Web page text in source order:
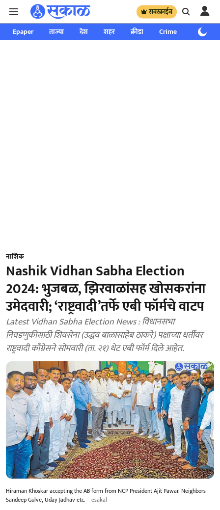
सबस्क्राईब
Epaper ताज्या देश शहर क्रीडा Crime साप्ताहिक
नाशिक
Nashik Vidhan Sabha Election
2024: भुजबळ, झिरवाळांसह खोसकरांना
उमेदवारी; ‘राष्ट्रवादी’तर्फे एबी फॉर्मचे वाटप
Latest Vidhan Sabha Election News : विधानसभा
निवडणुकीसाठी शिवसेना (उद्धव बाळासाहेब ठाकरे) पक्षाच्या धर्तीवर
राष्ट्रवादी काँग्रेसने सोमवारी (ता. २१) थेट एबी फॉर्म दिले आहेत.
Hiraman Khoskar accepting the AB form from NCP President Ajit Pawar. Neighbors
Sandeep Gulve, Uday Jadhav etc.
esakal